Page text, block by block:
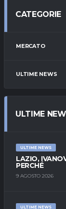
CATEGORIE
MERCATO
ULTIME NEWS
ULTIME
ULTIME NEWS
LAZIO,
PERCHÉ
9 AGOSTO 2026
ULTIME NEWS